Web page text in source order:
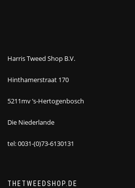
Harris Tweed Shop B.V.
Hinthamerstraat 170
5211mv ’s-Hertogenbosch
Die Niederlande
tel: 0031-(0)73-6130131
THETWEEDSHOP.DE